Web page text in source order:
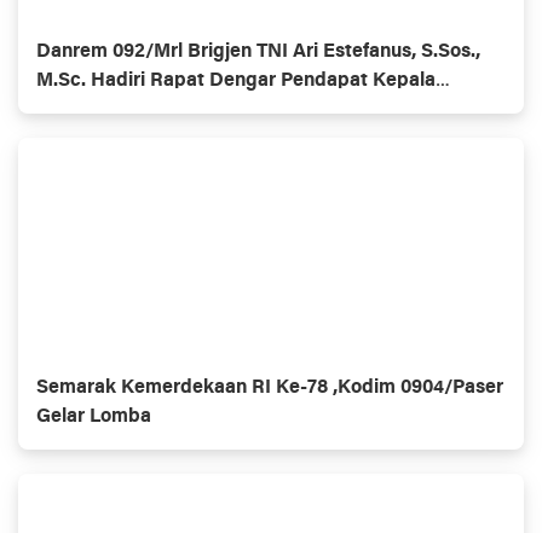
Danrem 092/Mrl Brigjen TNI Ari Estefanus, S.Sos.,
M.Sc. Hadiri Rapat Dengar Pendapat Kepala
Daerah Se-Provinsi Kalimantan Utara
Semarak Kemerdekaan RI Ke-78 ,Kodim 0904/Paser
Gelar Lomba